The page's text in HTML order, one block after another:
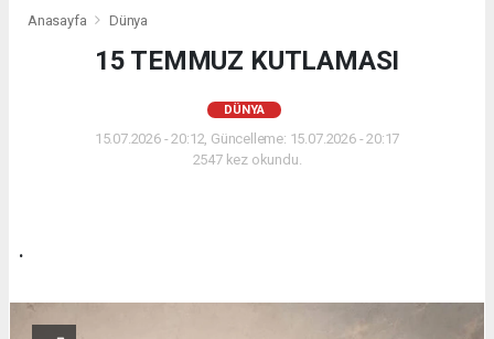
Anasayfa Dünya
15 TEMMUZ KUTLAMASI
DÜNYA
15.07.2026 - 20:12, Güncelleme: 15.07.2026 - 20:17
2547 kez okundu.
.